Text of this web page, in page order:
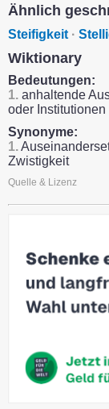
Ähnlich
Steifigkeit ·
Wiktionary
Bedeutungen:
1. anhaltende
oder Institutionen
Synonyme:
1.
Zwistigkeit
Quelle & Lizenz